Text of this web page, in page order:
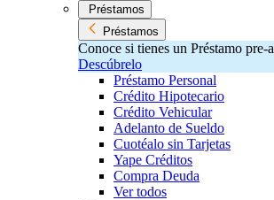
Préstamos
Préstamos
Conoce si tienes un Préstamo pre-
Descúbrelo
Préstamo Personal
Crédito Hipotecario
Crédito Vehicular
Adelanto de Sueldo
Cuotéalo sin Tarjetas
Yape Créditos
Compra Deuda
Ver todos